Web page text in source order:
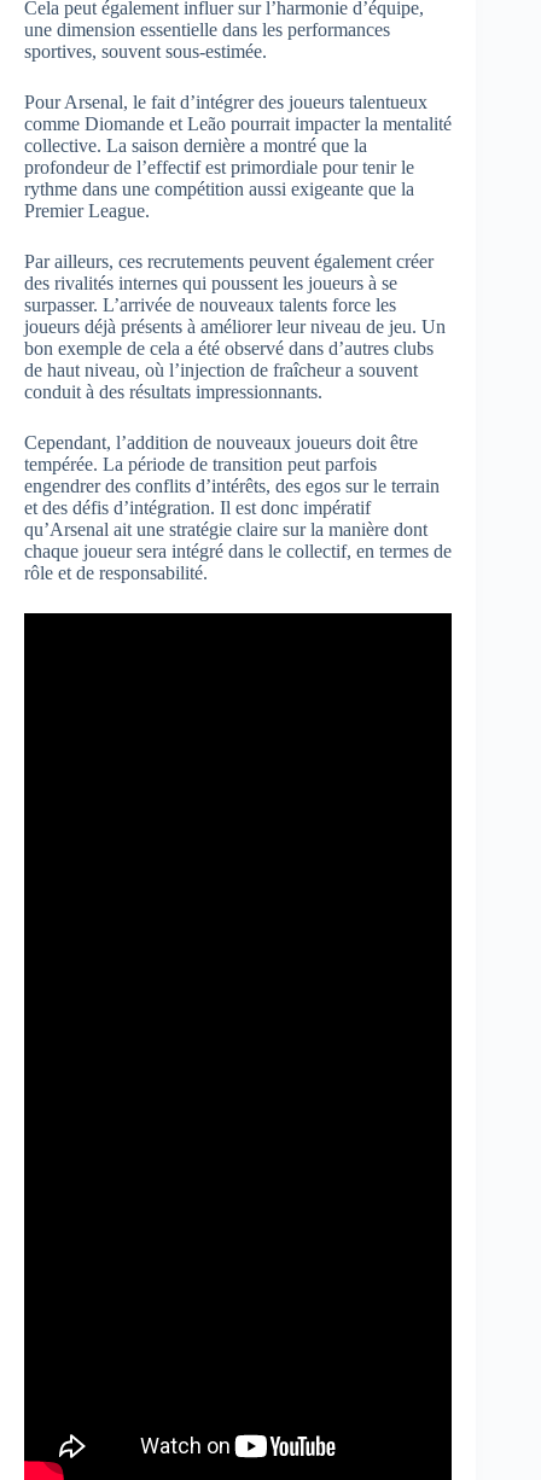
Cela peut également influer sur l’harmonie d’équipe,
une dimension essentielle dans les performances
sportives, souvent sous-estimée.
Pour Arsenal, le fait d’intégrer des joueurs talentueux
comme Diomande et Leão pourrait impacter la mentalité
collective. La saison dernière a montré que la
profondeur de l’effectif est primordiale pour tenir le
rythme dans une compétition aussi exigeante que la
Premier League.
Par ailleurs, ces recrutements peuvent également créer
des rivalités internes qui poussent les joueurs à se
surpasser. L’arrivée de nouveaux talents force les
joueurs déjà présents à améliorer leur niveau de jeu. Un
bon exemple de cela a été observé dans d’autres clubs
de haut niveau, où l’injection de fraîcheur a souvent
conduit à des résultats impressionnants.
Cependant, l’addition de nouveaux joueurs doit être
tempérée. La période de transition peut parfois
engendrer des conflits d’intérêts, des egos sur le terrain
et des défis d’intégration. Il est donc impératif
qu’Arsenal ait une stratégie claire sur la manière dont
chaque joueur sera intégré dans le collectif, en termes de
rôle et de responsabilité.